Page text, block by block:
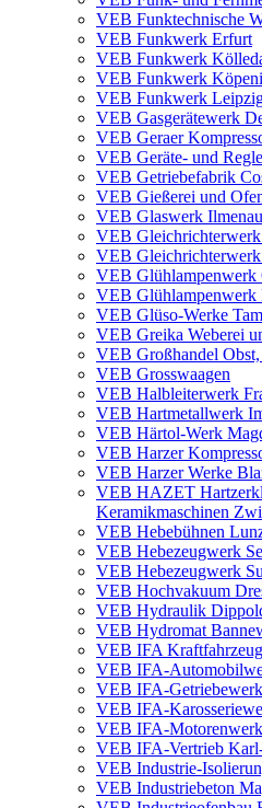
VEB Funktechnische
VEB Funkwerk Erfurt
VEB Funkwerk
VEB Funkwerk
VEB Funkwerk
VEB Gasgerätewerk
VEB Geraer
VEB Geräte- und
VEB Getriebefabrik
VEB Gießerei und
VEB Glaswerk Ilmenau
VEB Gleichrichterwerk
VEB Gleichrichterwerk
VEB Glühlampenwerk
VEB Glühlampenwerk
VEB Glüso-Werke
VEB Greika Weberei
VEB Großhandel Obst,
VEB Grosswaagen
VEB Halbleiterwerk
VEB Hartmetallwerk
VEB Härtol-Werk
VEB Harzer
VEB Harzer Werke
VEB HAZET
Keramikmaschinen
VEB Hebebühnen
VEB Hebezeugwerk
VEB Hebezeugwerk
VEB Hochvakuum
VEB Hydraulik
VEB Hydromat
VEB IFA
VEB IFA-
VEB IFA-
VEB IFA-
VEB IFA-
VEB IFA-Vertrieb
VEB Industrie-
VEB Industriebeton